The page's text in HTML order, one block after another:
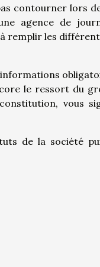
contourner lors
agence de
remplir les
le ressort du
vous
de la société